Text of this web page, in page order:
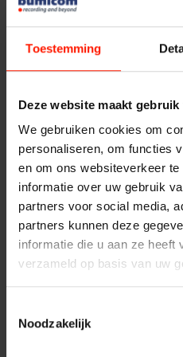
Toestemming
Deze website maakt
We gebruiken cookies om
personaliseren, om functies
en om ons websiteverkeer
informatie over uw gebruik
partners voor social media,
partners kunnen deze
informatie die u aan ze heeft
verzameld op basis van uw
Noodzakelijk
Quality
Insights
Cloud
Branches
Customer
Producten
ASC
FlexREC
LeapXpert
Nexidia
Projecten
Nieuws
Service
Helpdesk
Messaging en chat
recording oplossingen zijn
in combinatie met diverse
Bumicom IM/Chat recording
programma’s en platformen:
Airbus TETRA/Claricor
Naast de bovenstaande
tevens een Importer voor